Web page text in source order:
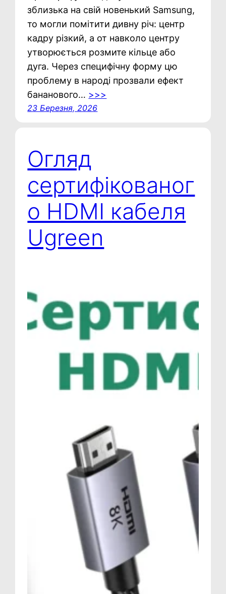
зблизька на свій новенький Samsung,
то могли помітити дивну річ: центр
кадру різкий, а от навколо центру
утворюється розмите кільце або
дуга. Через специфічну форму цю
проблему в народі прозвали ефект
бананового… >>>
23 Березня, 2026
Огляд
сертифікованог
о HDMI кабеля
Ugreen